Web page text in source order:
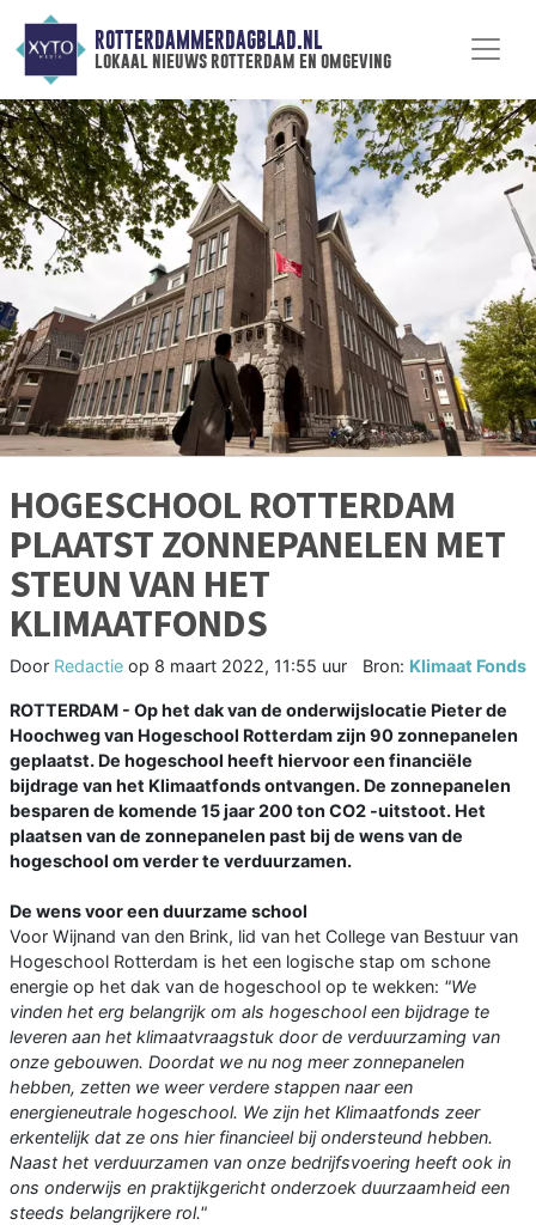
ROTTERDAMMERDAGBLAD.NL
lokaal nieuws rotterdam en omgeving
HOGESCHOOL ROTTERDAM
PLAATST ZONNEPANELEN MET
STEUN VAN HET
KLIMAATFONDS
Door Redactie op 8 maart 2022, 11:55 uur Bron: Klimaat Fonds
ROTTERDAM - Op het dak van de onderwijslocatie Pieter de
Hoochweg van Hogeschool Rotterdam zijn 90 zonnepanelen
geplaatst. De hogeschool heeft hiervoor een financiële
bijdrage van het Klimaatfonds ontvangen. De zonnepanelen
besparen de komende 15 jaar 200 ton CO2 -uitstoot. Het
plaatsen van de zonnepanelen past bij de wens van de
hogeschool om verder te verduurzamen.
De wens voor een duurzame school
Voor Wijnand van den Brink, lid van het College van Bestuur van
Hogeschool Rotterdam is het een logische stap om schone
energie op het dak van de hogeschool op te wekken: "We
vinden het erg belangrijk om als hogeschool een bijdrage te
leveren aan het klimaatvraagstuk door de verduurzaming van
onze gebouwen. Doordat we nu nog meer zonnepanelen
hebben, zetten we weer verdere stappen naar een
energieneutrale hogeschool. We zijn het Klimaatfonds zeer
erkentelijk dat ze ons hier financieel bij ondersteund hebben.
Naast het verduurzamen van onze bedrijfsvoering heeft ook in
ons onderwijs en praktijkgericht onderzoek duurzaamheid een
steeds belangrijkere rol."